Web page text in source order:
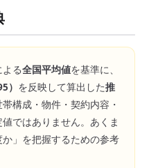
る全国平均値を基準に、
） を反映して算出した推
構成・物件・契約内容・
ではありません。あくま
」を把握するための参考